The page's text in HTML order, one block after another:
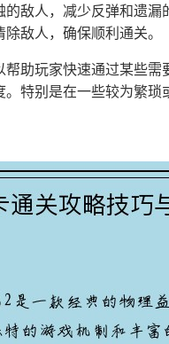
敌人，减少反弹和遗
敌人，确保顺利通关。
助玩家快速通过某些
特别是在一些较为繁